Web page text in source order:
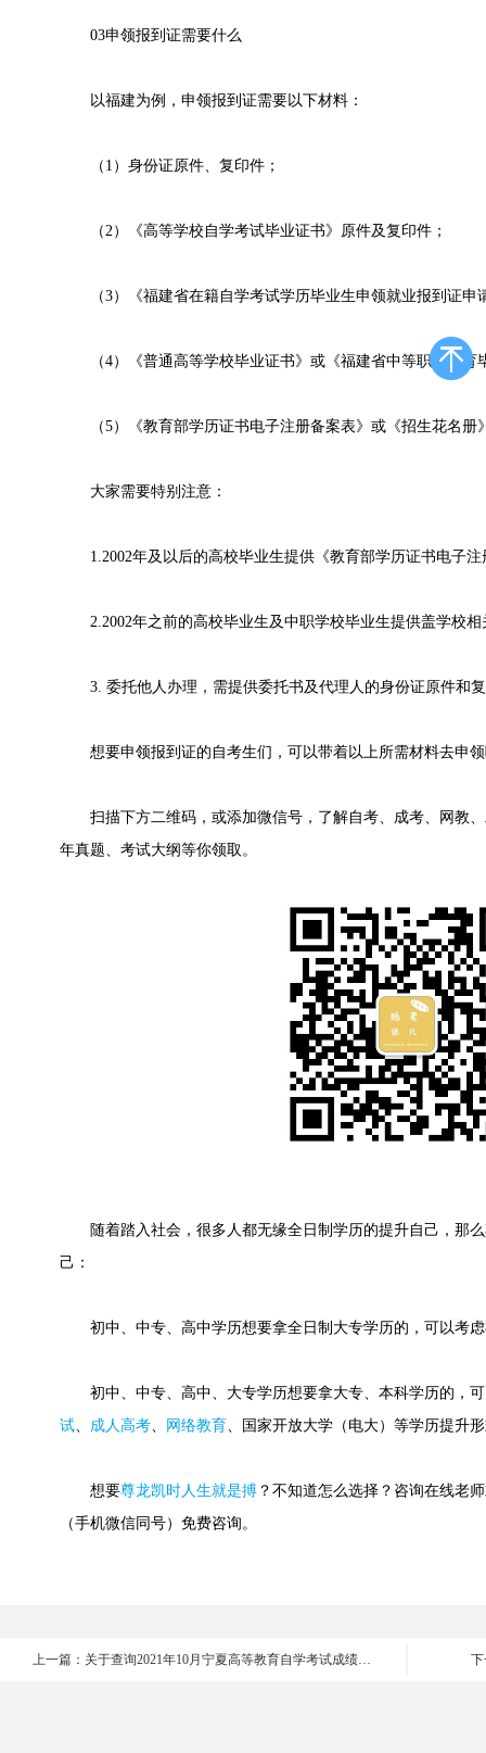
03申领报到证需要什么
以福建为例，申领报到证需要以下材料：
（1）身份证原件、复印件；
（2）《高等学校自学考试毕业证书》原件及复印件；
（3）《福建省在籍自学考试学历毕业生申领就业报到证申
（4）《普通高等学校毕业证书》或《福建省中等职业教育
（5）《教育部学历证书电子注册备案表》或《招生花名册
大家需要特别注意：
1.2002年及以后的高校毕业生提供《教育部学历证书电子注
2.2002年之前的高校毕业生及中职学校毕业生提供盖学校相
3. 委托他人办理，需提供委托书及代理人的身份证原件和
想要申领报到证的自考生们，可以带着以上所需材料去申
扫描下方二维码，或添加微信号，了解自考、成考、网教、
年真题、考试大纲等你领取。
随着踏入社会，很多人都无缘全日制学历的提升自己，那么
己：
初中、中专、高中学历想要拿全日制大专学历的，可以考虑
初中、中专、高中、大专学历想要拿大专、本科学历的，可
试、 成人高考、 网络教育、国家开放大学（电大）等学历提升
想要尊龙凯时人生就是搏 ？不知道怎么选择？咨询在线老
（手机微信同号）免费咨询。
上一篇：关于查询2021年10月宁夏高等教育自学考试成绩的通知